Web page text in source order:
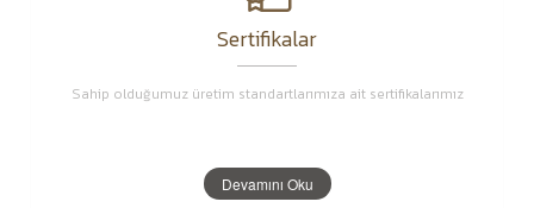
Sertifikalar
Sahip olduğumuz üretim standartlarımıza ait sertifikalarımız
Devamını Oku